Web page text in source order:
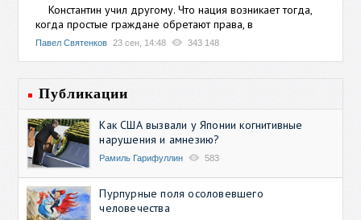
Константин учил другому. Что нация возникает тогда,
когда простые граждане обретают права, в
Павел Святенков 23 сен, 14:48 343 148
Публикации
Как США вызвали у Японии когнитивные
нарушения и амнезию?
Рамиль Гарифуллин 583
Пурпурные поля осоловевшего
человечества